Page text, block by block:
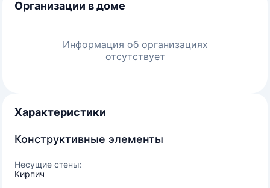
Организации в доме
Информация об организациях
отсутствует
Характеристики
Конструктивные элементы
Несущие стены:
Кирпич